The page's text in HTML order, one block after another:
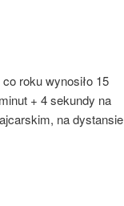
roku wynosiło 15
+ 4 sekundy na
na dystansie